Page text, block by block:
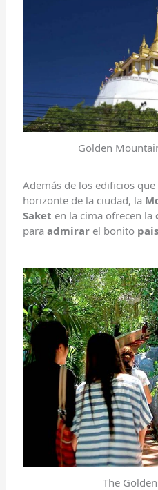
Golden
Además de los edificios que
horizonte de la ciudad, la
Saket en la cima ofrecen la
paraadmirar el bonito
The